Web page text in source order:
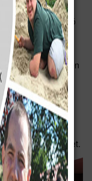
Global Szolgáltató
Kft.,
Wave
összesen
négy évtizede,
értékelik az
képviselt ügyet.